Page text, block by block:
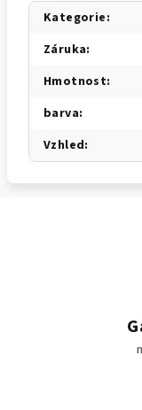
Kategorie:
Záruka:
Hmotnost:
barva:
Vzhled: